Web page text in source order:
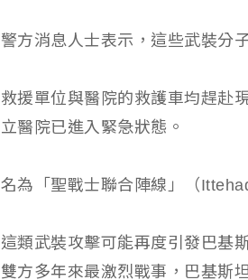
警方消息人士表示，這些武裝分
救援單位與醫院的救護車均趕赴
立醫院已進入緊急狀態。
名為「聖戰士聯合陣線」（
這類武裝攻擊可能再度引發巴基
雙方多年來最激烈戰事，巴基斯